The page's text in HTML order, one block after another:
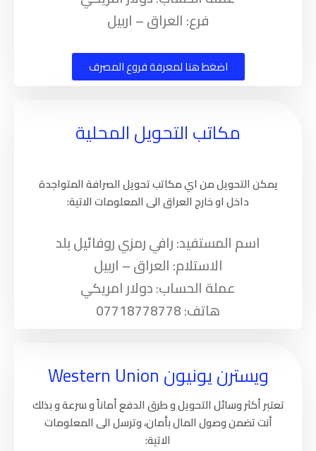
فرع: العراق – اربيل
اضغط هنا لمعرفة فروع المصرف
مكاتب التحويل المحلية
يمكن التحويل من اي مكاتب تحويل الصرافة المتواجدة
داخل او خارج العراق الى المعلومات الاتية:
اسم المستفيد: رافي رمزي روفائيل بلد
الاستلام: العراق – اربيل
عملة الحساب: دولار امريكي
هاتف: 07718778778
ويسترن يونيون Western Union
تعتبر أكثر وسائل التحويل و طرق الدفع أماناً و سرعة و بذلك
أنت تضمن وصول المال بأمان، وترسل الى المعلومات
الاتية: